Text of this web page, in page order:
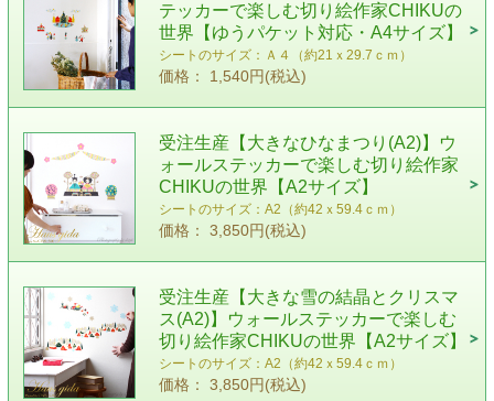
テッカーで楽しむ切り絵作家CHIKUの
世界【ゆうパケット対応・A4サイズ】
シートのサイズ：Ａ４（約21ｘ29.7ｃｍ）
価格： 1,540円(税込)
受注生産【大きなひなまつり(A2)】ウ
ォールステッカーで楽しむ切り絵作家
CHIKUの世界【A2サイズ】
シートのサイズ：A2（約42ｘ59.4ｃｍ）
価格： 3,850円(税込)
受注生産【大きな雪の結晶とクリスマ
ス(A2)】ウォールステッカーで楽しむ
切り絵作家CHIKUの世界【A2サイズ】
シートのサイズ：A2（約42ｘ59.4ｃｍ）
価格： 3,850円(税込)